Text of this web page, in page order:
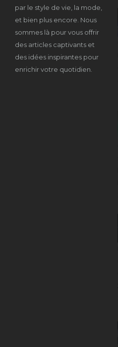
par le style de vie, la mode,
et bien plus encore. Nous
sommes là pour vous offrir
des articles captivants et
des idées inspirantes pour
enrichir votre quotidien.